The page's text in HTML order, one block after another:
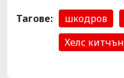
Тагове: шкодров
Хелс китчън